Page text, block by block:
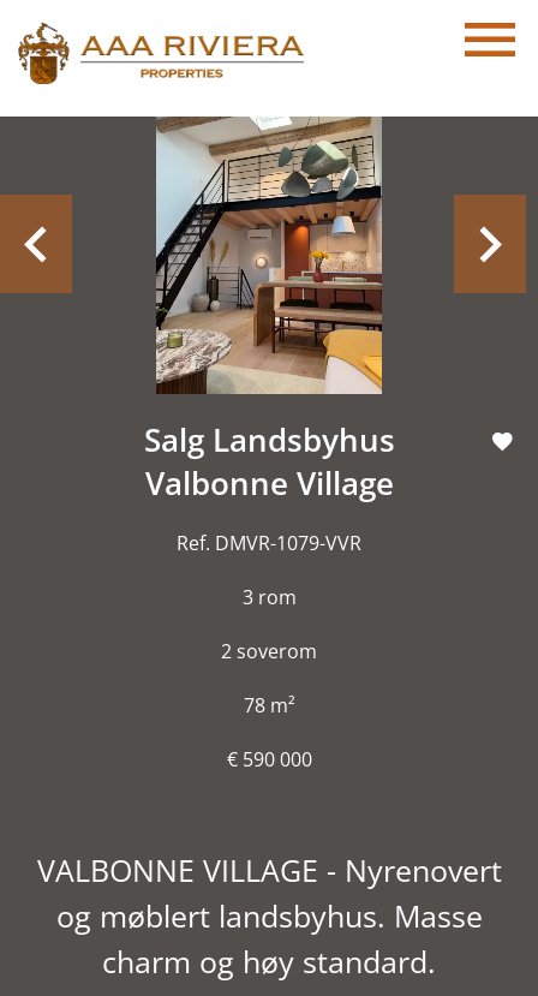
Salg Landsbyhus
Valbonne Village
Ref. DMVR-1079-VVR
3 rom
2 soverom
78 m²
€ 590 000
VALBONNE VILLAGE - Nyrenovert
og møblert landsbyhus. Masse
charm og høy standard.